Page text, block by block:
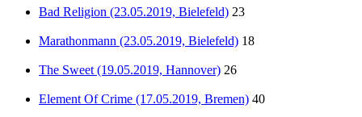
Bad Religion (23.05.2019, Bielefeld) 23
Marathonmann (23.05.2019, Bielefeld) 18
The Sweet (19.05.2019, Hannover) 26
Element Of Crime (17.05.2019, Bremen) 40